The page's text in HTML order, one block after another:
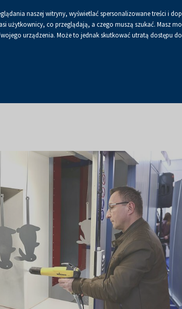
ACzcionka
domyślna
A+ A++
naszej witryny, wyświetlać spersonalizowane treści i
użytkownicy, co przeglądają, a czego muszą szukać.
urządzenia. Może to jednak skutkować utratą dostępu